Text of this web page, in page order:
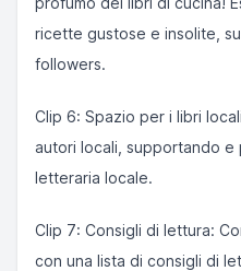
ricette gustose e insolite,
followers.
Clip 6: Spazio per i libri
autori locali, supportando e
letteraria locale.
Clip 7: Consigli di lettura:
con una lista di consigli di